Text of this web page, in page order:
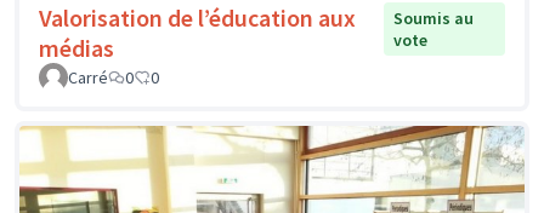
Valorisation de l’éducation aux
médias
Soumis au
vote
Carré
0 0